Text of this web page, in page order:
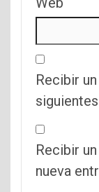
Recibir
Recibir
nueva